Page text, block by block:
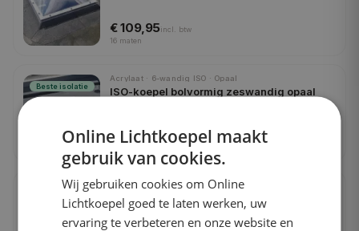
€ 109,95incl.
btw
16 maten
Beste isolatie
Acrylaat · 6-wandig ISO · Opaal
ISO-koepel bolvormig zeswandig opaal
€ 155,95 incl.btw
Beste isolatie
Polycarbonaat · 6-wandig ISO · Helder
ISO-koepel polycarbonaat bolvormig
zeswandig helder
Online Lichtkoepel maakt
gebruik van cookies.
Wij gebruiken cookies om Online
Lichtkoepel goed te laten werken, uw
ervaring te verbeteren en onze website en